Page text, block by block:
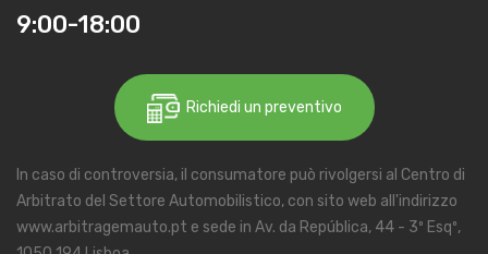
9:00-18:00
Richiedi un preventivo
In caso di controversia, il consumatore può rivolgersi al Centro di
Arbitrato del Settore Automobilistico, con sito web all'indirizzo
www.arbitragemauto.pt e sede in Av. da República, 44 - 3º Esqº,